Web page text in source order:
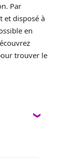
Par
et disposé à
en
trouver le